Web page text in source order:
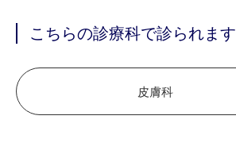
こちらの診療科で診られます
皮膚科